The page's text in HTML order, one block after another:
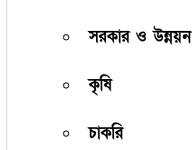
সরকার ও উন্নয়ন
কৃষি
চাকরি